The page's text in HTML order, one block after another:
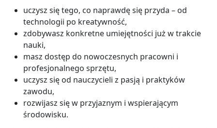
uczysz się tego, co naprawdę się przyda – od
technologii po kreatywność,
zdobywasz konkretne umiejętności już w trakcie
nauki,
masz dostęp do nowoczesnych pracowni i
profesjonalnego sprzętu,
uczysz się od nauczycieli z pasją i praktyków
zawodu,
rozwijasz się w przyjaznym i wspierającym
środowisku.